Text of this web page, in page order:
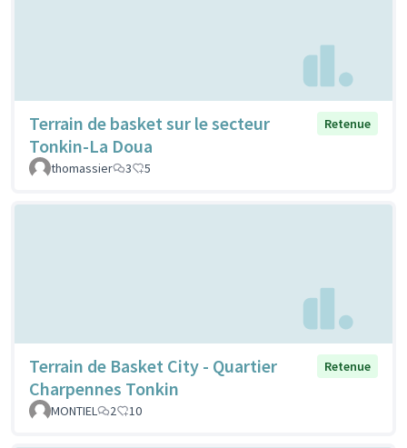
Terrain de basket sur le secteur
Tonkin-La Doua
Retenue
thomassier 3 5
Terrain de Basket City - Quartier
Charpennes Tonkin
Retenue
MONTIEL 2 10